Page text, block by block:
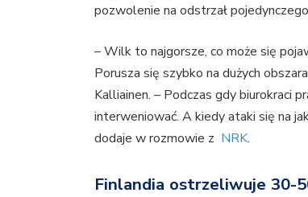
pozwolenie na odstrzał
– Wilk to najgorsze, co może się
Porusza się szybko na dużych
Kalliainen. – Podczas gdy biurokraci
interweniować. A kiedy ataki się na
dodaje w rozmowie z NRK.
Finlandia ostrzeliwuje 30-